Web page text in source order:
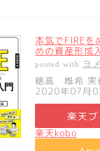
本気でFIREを
めの資産形成
posted with ヨ
穂高 唯希 実
2020年07月
楽天
楽天kobo